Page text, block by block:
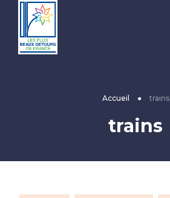
Accueil ● trains
trains